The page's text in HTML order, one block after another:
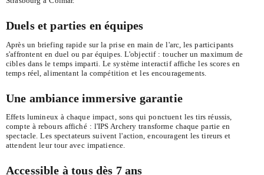
Duels et parties en équipes
Après un briefing rapide sur la prise en main de l'arc, les participants
s'affrontent en duel ou par équipes. L'objectif : toucher un maximum de
cibles dans le temps imparti. Le système interactif affiche les scores en
temps réel, alimentant la compétition et les encouragements.
Une ambiance immersive garantie
Effets lumineux à chaque impact, sons qui ponctuent les tirs réussis,
compte à rebours affiché : l'IPS Archery transforme chaque partie en
spectacle. Les spectateurs suivent l'action, encouragent les tireurs et
attendent leur tour avec impatience.
Accessible à tous dès 7 ans